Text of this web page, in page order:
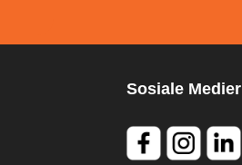
Sosiale Medier